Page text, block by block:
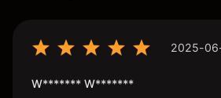
2025-
W******* W*******